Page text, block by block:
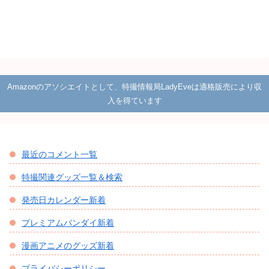
Amazonのアソシエイトとして、特撮情報局LadyEveは適格販売により収
入を得ています
最近のコメント一覧
特撮関連グッズ一覧＆検索
発売日カレンダー新着
プレミアムバンダイ新着
漫画アニメのグッズ新着